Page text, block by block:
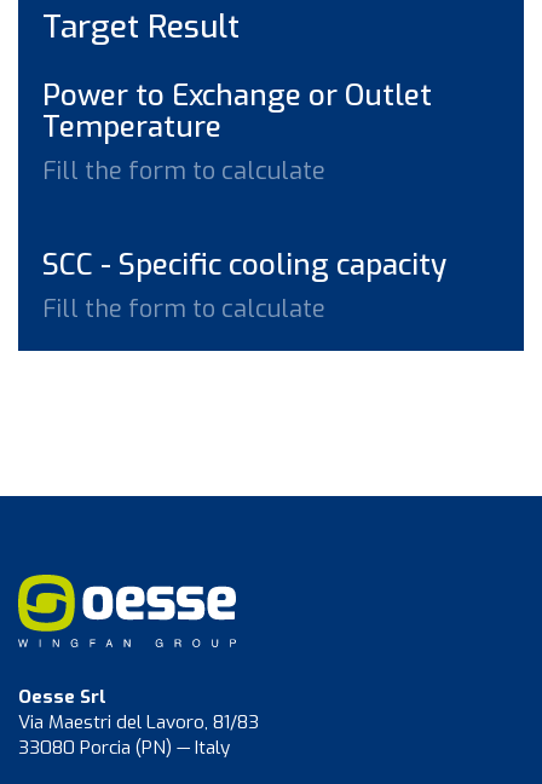
Target Result
Power to Exchange or Outlet
Temperature
Fill the form to calculate
SCC - Specific cooling capacity
Fill the form to calculate
Oesse Srl
Via Maestri del Lavoro, 81/83
33080 Porcia (PN) — Italy